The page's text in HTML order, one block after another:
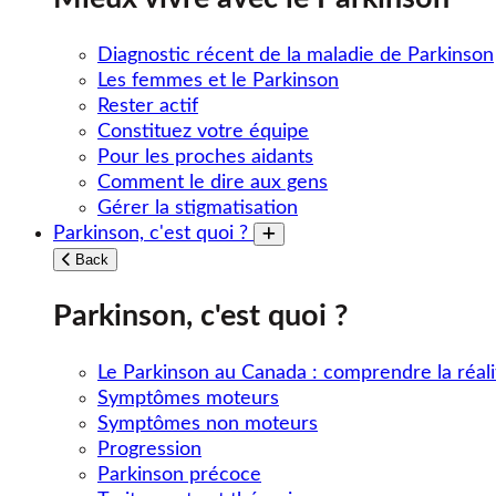
Diagnostic récent de la maladie de Parkinson
Les femmes et le Parkinson
Rester actif
Constituez votre équipe
Pour les proches aidants
Comment le dire aux gens
Gérer la stigmatisation
Parkinson, c'est quoi ?
Toggle submenu
Back
Parkinson, c'est quoi ?
Le Parkinson au Canada : comprendre la
Symptômes moteurs
Symptômes non moteurs
Progression
Parkinson précoce